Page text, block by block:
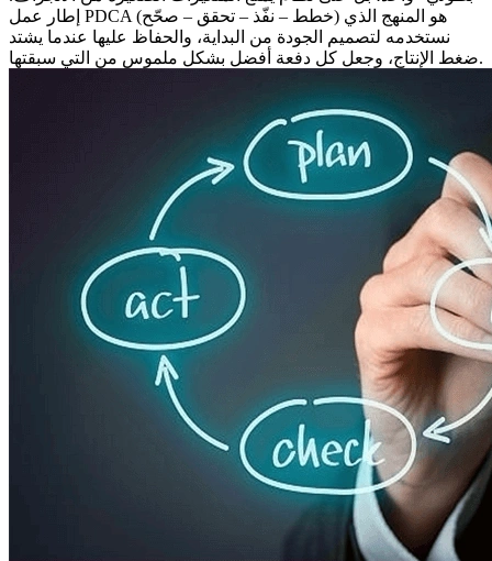
إطار عمل PDCA (خطط – نفّذ – تحقق – صحّح) هو المنهج الذي
نستخدمه لتصميم الجودة من البداية، والحفاظ عليها عندما يشتد
ضغط الإنتاج، وجعل كل دفعة أفضل بشكل ملموس من التي سبقتها.